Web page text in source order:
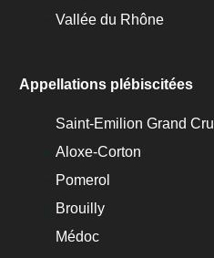
Vallée du Rhône
Appellations plébiscitées
Saint-Emilion Grand Cru
Aloxe-Corton
Pomerol
Brouilly
Médoc